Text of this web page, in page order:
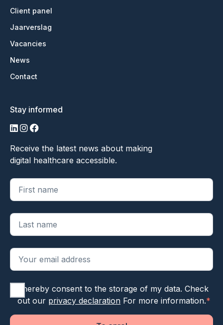
Client panel
Jaarverslag
Vacancies
News
Contact
Stay informed
LinkedIn
Instagram
Facebook
Receive the latest news about making
digital healthcare accessible.
"*" geeft vereiste velden aan
I hereby consent to the storage of my data. Check
out our privacy declaration For more information.*